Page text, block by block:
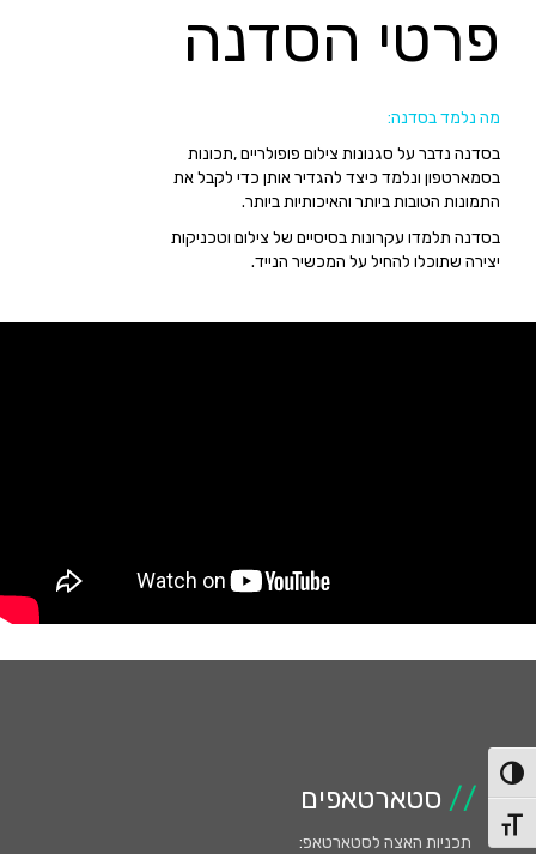
הפעל/כבה ניגודיות גבוהה
מתג גודל גופן
פרטי הסדנה
מה נלמד בסדנה:
בסדנה נדבר על סגנונות צילום פופולריים ,תכונות
בסמארטפון ונלמד כיצד להגדיר אותן כדי לקבל את
התמונות הטובות ביותר והאיכותיות ביותר.
בסדנה תלמדו עקרונות בסיסיים של צילום וטכניקות
יצירה שתוכלו להחיל על המכשיר הנייד.
// סטארטאפים
תכניות האצה לסטארטאפ: